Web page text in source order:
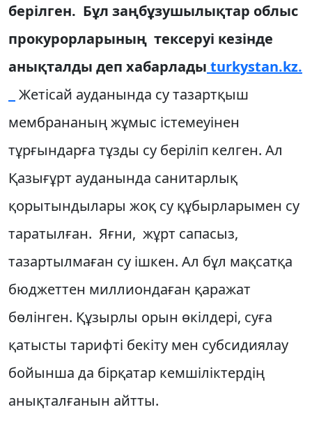
берілген. Бұл заңбұзушылықтар облыс
прокурорларының тексеруі кезінде
анықталды деп хабарлады turkystan.kz.
Жетісай ауданында су тазартқыш
мембрананың жұмыс істемеуінен
тұрғындарға тұзды су беріліп келген. Ал
Қазығұрт ауданында санитарлық
қорытындылары жоқ су құбырларымен су
таратылған. Яғни, жұрт сапасыз,
тазартылмаған су ішкен. Ал бұл мақсатқа
бюджеттен миллиондаған қаражат
бөлінген. Құзырлы орын өкілдері, суға
қатысты тарифті бекіту мен субсидиялау
бойынша да бірқатар кемшіліктердің
анықталғанын айтты.